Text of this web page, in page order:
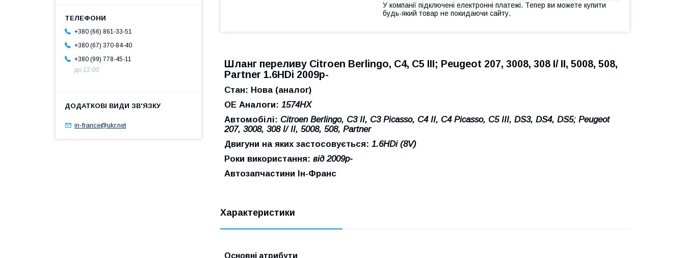
У компанії підключені електронні платежі. Тепер ви можете купити
будь-який товар не покидаючи сайту.
Шланг переливу Citroen Berlingo, C4, C5 III; Peugeot 207, 3008, 308 I/ II, 5008, 508,
Partner 1.6HDi 2009р-
Стан: Нова (аналог)
ОЕ Аналоги: 1574HX
Автомобілі: Citroen Berlingo, C3 II, C3 Picasso, C4 II, C4 Picasso, C5 III, DS3, DS4, DS5; Peugeot
207, 3008, 308 I/ II, 5008, 508, Partner
Двигуни на яких застосовується: 1.6HDi (8V)
Роки використання: від 2009р-
Автозапчастини Ін-Франс
Характеристики
Основні атрибути
+380 (66) 861-33-51
+380 (67) 370-84-40
+380 (99) 778-45-11
до 22:00
in-france@ukr.net